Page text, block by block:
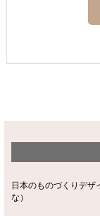
日本のものづくりデ
な）